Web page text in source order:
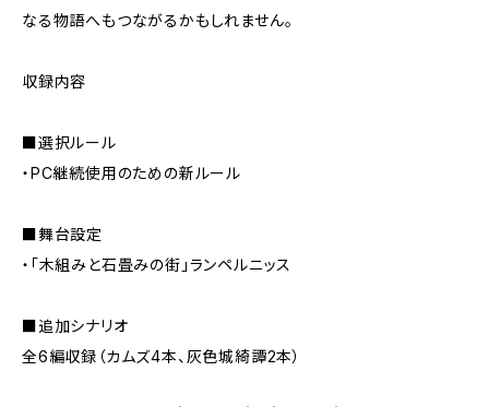
なる物語へもつながるかもしれません。
収録内容
■選択ルール
・PC継続使用のための新ルール
■舞台設定
・「木組みと石畳みの街」ランペルニッス
■追加シナリオ
全6編収録（カムズ4本、灰色城綺譚2本）